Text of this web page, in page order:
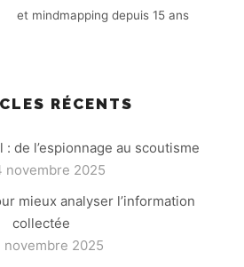
et mindmapping depuis 15 ans
RÉCENTS
de l’espionnage au scoutisme
novembre 2025
mieux analyser l’information
collectée
novembre 2025